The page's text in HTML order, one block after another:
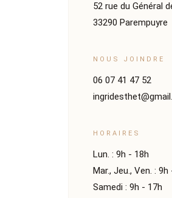
52 rue du Général
33290 Parempuyre
NOUS JOINDRE
06 07 41 47 52
HORAIRES
Lun. : 9h - 18h
Mar., Jeu., Ven. : 9h
Samedi : 9h - 17h